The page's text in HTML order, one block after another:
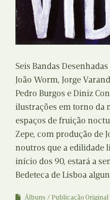
Seis Bandas
João Worm, Jorge
Pedro Burgos e Diniz
ilustrações em torno da
espaços de fruição
Zepe, com produção de
noutros que a edilidade
início dos 90, estará a
Bedeteca de Lisboa
Álbuns
Publicação Original